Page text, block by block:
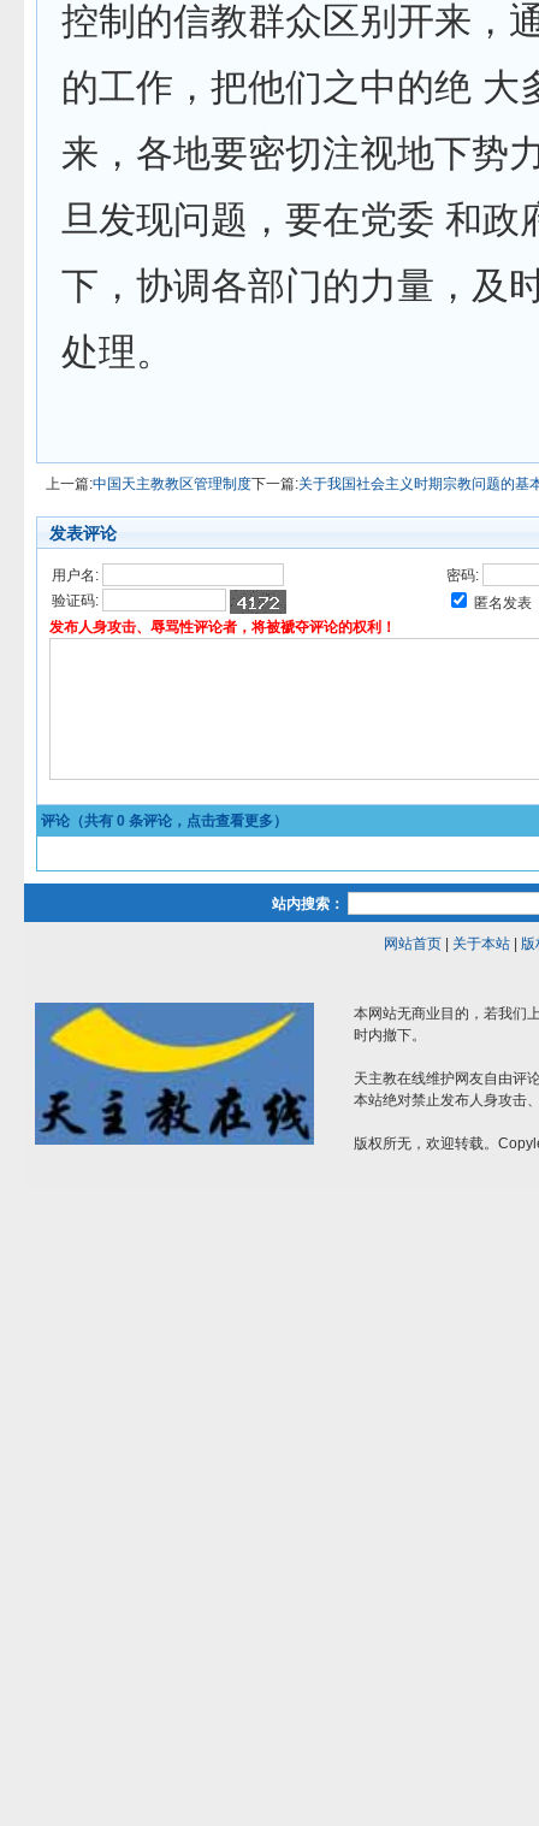
控制的信教群众区别开来，
的工作，把他们之中的绝 大
来，各地要密切注视地下势
旦发现问题，要在党委 和政
下，协调各部门的力量，及
处理。
上一篇:中国天主教教区管理制度下一篇:关于我国社会主义时期宗教问题的基
发表评论
用户名:
密码:
验证码:
匿名发表
发布人身攻击、辱骂性评论者，将被褫夺评论的权利！
评论（共有 0 条评论，点击查看更多）
站内搜索：
网站首页| 关于本站| 版
本网站无商业目的，若我们
时内撤下。
天主教在线维护网友自由评
本站绝对禁止发布人身攻击
版权所无，欢迎转载。